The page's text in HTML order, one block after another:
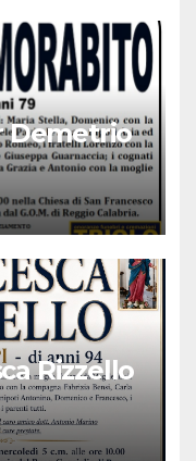
Demetrio
Rizzello